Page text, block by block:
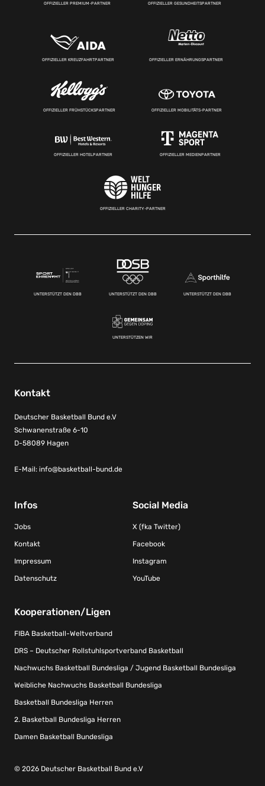
OFFIZIELLER PREMIUM-PARTNER OFFIZIELLER GESUNDHEITSPARTNER
OFFIZIELLER KREUZFAHRTPARTNER OFFIZIELLER ERNÄHRUNGSPARTNER
OFFIZIELLER FRÜHSTÜCKSPARTNER OFFIZIELLER MOBILITÄTS-PARTNER
OFFIZIELLER HOTELPARTNER OFFIZIELLER MEDIENPARTNER
OFFIZIELLER CHARITY-PARTNER
UNTERSTÜTZT DEN DBB UNTERSTÜTZT DEN DBB UNTERSTÜTZT DEN DBB
UNTERSTÜTZEN WIR
Kontakt
Deutscher Basketball Bund e.V
Schwanenstraße 6-10
D-58089 Hagen
E-Mail: info@basketball-bund.de
Infos
Jobs
Kontakt
Impressum
Datenschutz
Social Media
X (fka Twitter)
Facebook
Instagram
YouTube
Kooperationen/Ligen
FIBA Basketball-Weltverband
DRS – Deutscher Rollstuhlsportverband Basketball
Nachwuchs Basketball Bundesliga / Jugend Basketball Bundesliga
Weibliche Nachwuchs Basketball Bundesliga
Basketball Bundesliga Herren
2. Basketball Bundesliga Herren
Damen Basketball Bundesliga
© 2026 Deutscher Basketball Bund e.V